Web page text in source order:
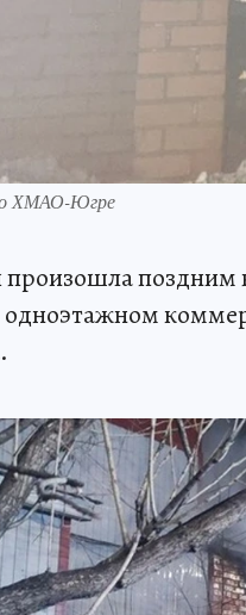
ХМАО-Югре
произошла